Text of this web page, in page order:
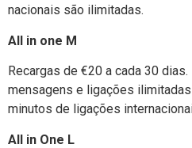
nacionais são ilimitadas.
All in one M
Recargas de €20 a cada 30
mensagens e ligações
minutos de ligações
All in One L